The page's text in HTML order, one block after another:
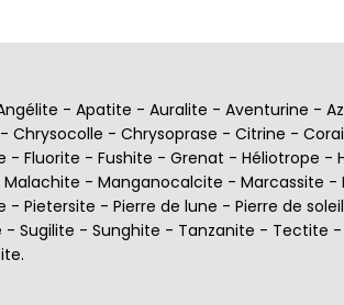
- Apatite - Auralite - Aventurine -
- Chrysocolle - Chrysoprase - Citrine -
- Fluorite - Fushite - Grenat - Héliotrope -
Malachite - Manganocalcite - Marcassite -
- Pietersite - Pierre de lune - Pierre de soleil
- Sugilite - Sunghite - Tanzanite - Tectite -
.